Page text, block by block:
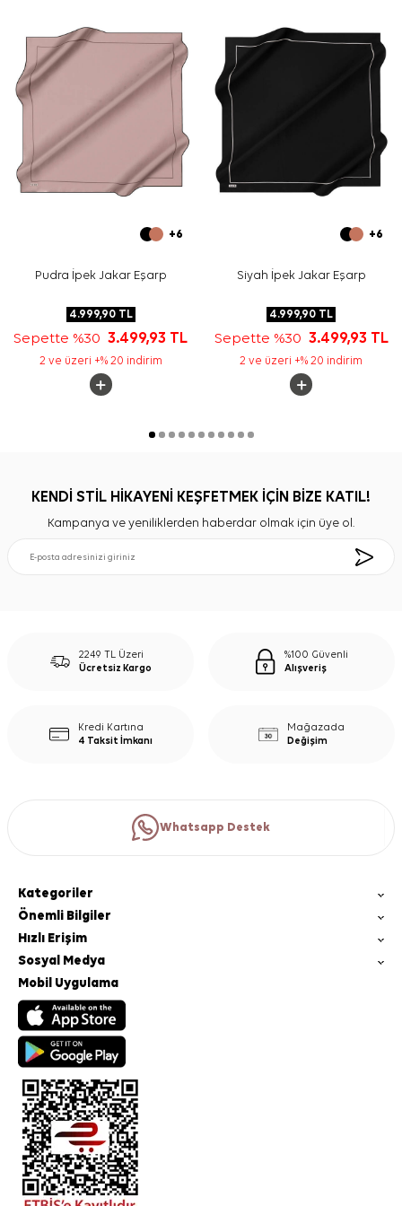
izleyiniz. İpek ve hassas eşarplarda elde hassas bakım
gerektiğinde
Aker İpek Eşarp Şampuanıkullanabilirsiniz.
Sıkça Sorulan Sorular
Bu eşarp hangi materyalden üretilmiştir?
Bu ipek eşarp ölçüsü nedir?
Desen ve renk görünümü nasıldır?
Bu eşarp hangi kombinlerle uyumludur?
+6
Pudra İpek Jakar Eşarp
4.999,90TL
Sepette %303.499,93 TL
2 ve üzeri +% 20 indirim
+6
Siyah İpek Jakar Eşarp
4.999,90 TL
Sepette %30 3.499,93 TL
2 ve üzeri +% 20 indirim
KENDİ STİL HİKAYENİ KEŞFETMEK İÇİN BİZE KATIL!
Kampanya ve yeniliklerden haberdar olmak için üye ol.
2249 TL Üzeri
Ücretsiz Kargo
%100 Güvenli
Alışveriş
Kredi Kartına
4 Taksit İmkanı
Mağazada
Değişim
Whatsapp Destek
Kategoriler
Önemli Bilgiler
Hızlı Erişim
Sosyal Medya
Mobil Uygulama